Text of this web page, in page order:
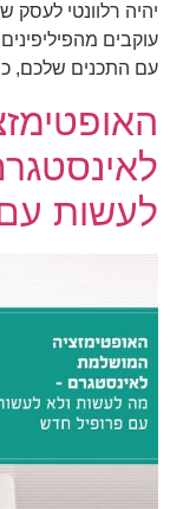
יהיה רלוונטי
עוקבים
עם התכנים שלכם,
לעשות